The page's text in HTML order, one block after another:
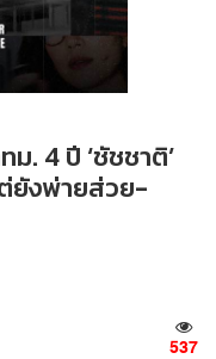
. 4 ปี ‘ชัชชาติ’
ต่ยังพ่ายส่วย-
537